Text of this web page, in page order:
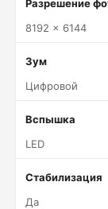
Разрешение
8192 x 6144
Зум
Цифровой
Вспышка
LED
Стабилизация
Да